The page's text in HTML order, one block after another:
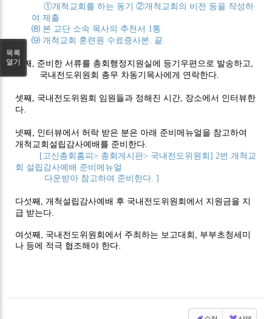
①개척교회를 하는 동기②개척교회의 비전 등을 작성하
여 제출
⑻ 본 교단 소속 목사의 추천서 1 통
⑼ 개척교회 훈련원 수료증사본 끝
둘째 준비한 서류를 총회행정지원실에 등기우편으로 발송하고
국내전도위원회 총무 차동기목사에게 연락한다
셋째 국내전도위원회 임원들과 정해진 시간 장소에서 인터뷰한
다
넷째
인터뷰에서 허락 받은 분은 아래 준비메뉴얼을 참고하여
개척교회설립감사예배를 준비한다
[ 고신총회홈피> 총회게시판> 국내전도위원회] 2번 개척교
회 설립감사예배 준비메뉴얼
다운받아 참고하여 준비한다 . ]
다섯째
개척설립감사예배 후 국내전도위원회에서 지원금을 지
급 받는다.
여섯째, 국내전도위원회에서 주최하는 보고대회, 부부초청세미
나 등에 적극 협조해야 한다.
목록
열기